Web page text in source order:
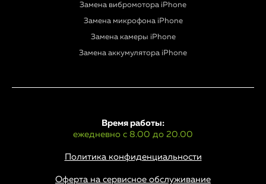
Замена вибромотора iPhone
Замена микрофона iPhone
Замена камеры iPhone
Замена аккумулятора iPhone
Политика конфиденциальности
Время работы:
ежедневно с 8.00 до 20.00
Оферта на сервисное обслуживание